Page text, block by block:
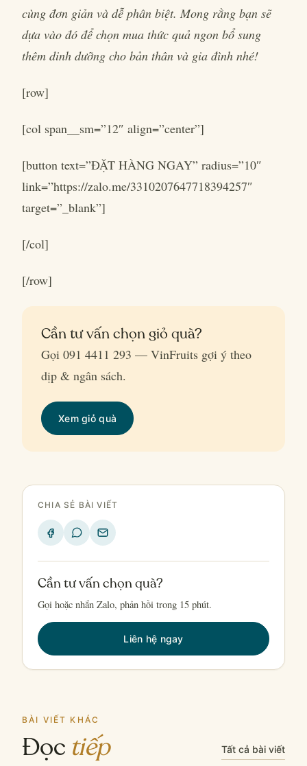
cùng đơn giản và dễ phân biệt. Mong rằng bạn sẽ
dựa vào đó để chọn mua thức quả ngon bổ sung
thêm dinh dưỡng cho bản thân và gia đình nhé!
[row]
[col span__sm=”12″ align=”center”]
[button text=”ĐẶT HÀNG NGAY” radius=”10″
link=”https://zalo.me/3310207647718394257″
target=”_blank”]
[/col]
[/row]
Cần tư vấn chọn giỏ quà?
Gọi 091 4411 293 — VinFruits gợi ý theo
dịp & ngân sách.
Xem giỏ quà
CHIA SẺ BÀI VIẾT
Cần tư vấn chọn quà?
Gọi hoặc nhắn Zalo, phản hồi trong 15 phút.
Liên hệ ngay
BÀI VIẾT KHÁC
Đọc tiếp Tất cả bài viết